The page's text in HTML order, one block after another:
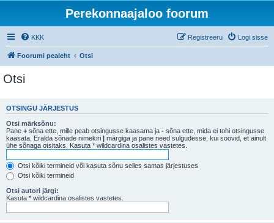
Perekonnaajaloo foorum
KKK Logi sisse
Registreeru
Foorumi pealeht Otsi
Otsi
OTSINGU JÄRJESTUS
Otsi märksõnu:
Pane + sõna ette, mille peab otsingusse kaasama ja - sõna ette, mida ei tohi otsingusse
kaasata. Eralda sõnade nimekiri | märgiga ja pane need sulgudesse, kui soovid, et ainult
ühe sõnaga otsitaks. Kasuta * wildcardina osalistes vastetes.
Otsi kõiki termineid või kasuta sõnu selles samas järjestuses
Otsi kõiki termineid
Otsi autori järgi:
Kasuta * wildcardina osalistes vastetes.